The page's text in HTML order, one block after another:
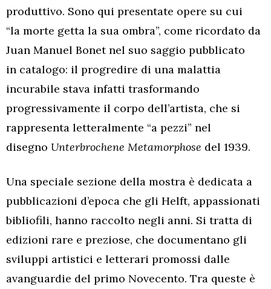
produttivo. Sono qui presentate opere su cui
“la morte getta la sua ombra”, come ricordato da
Juan Manuel Bonet nel suo saggio pubblicato
in catalogo: il progredire di una malattia
incurabile stava infatti trasformando
progressivamente il corpo dell’artista, che si
rappresenta letteralmente “a pezzi” nel
disegno Unterbrochene Metamorphose del 1939.
Una speciale sezione della mostra è dedicata a
pubblicazioni d’epoca che gli Helft, appassionati
bibliofili, hanno raccolto negli anni. Si tratta di
edizioni rare e preziose, che documentano gli
sviluppi artistici e letterari promossi dalle
avanguardie del primo Novecento. Tra queste è